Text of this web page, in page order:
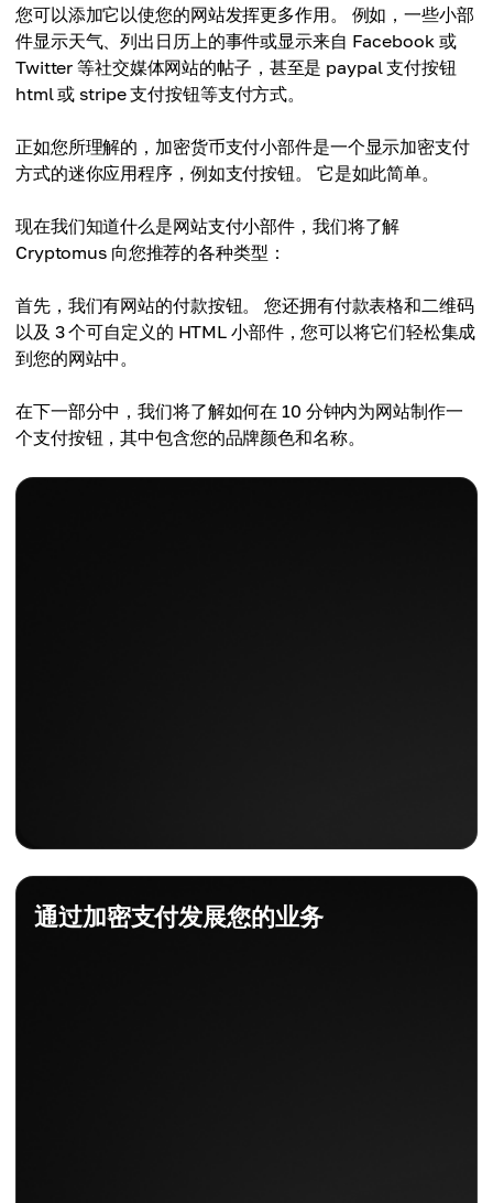
您可以添加它以使您的网站发挥更多作用。 例如，一些小部
件显示天气、列出日历上的事件或显示来自 Facebook 或
Twitter 等社交媒体网站的帖子，甚至是 paypal 支付按钮
html 或 stripe 支付按钮等支付方式。
正如您所理解的，加密货币支付小部件是一个显示加密支付
方式的迷你应用程序，例如支付按钮。 它是如此简单。
现在我们知道什么是网站支付小部件，我们将了解
Cryptomus 向您推荐的各种类型：
首先，我们有网站的付款按钮。 您还拥有付款表格和二维码
以及 3 个可自定义的 HTML 小部件，您可以将它们轻松集成
到您的网站中。
在下一部分中，我们将了解如何在 10 分钟内为网站制作一
个支付按钮，其中包含您的品牌颜色和名称。
通过加密支付发展您的业务